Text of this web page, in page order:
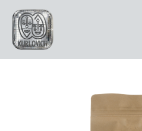
ЮЖНАЯ АМЕРИКА